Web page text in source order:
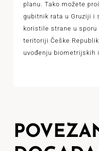
planu. Tako možete
gubitnik rata u Gruziji i
koristile strane u sporu
teritoriji Češke
uvođenju biometrijskih